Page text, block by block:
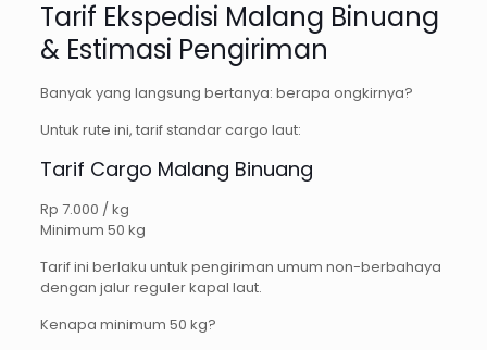
Tarif Ekspedisi Malang Binuang
& Estimasi Pengiriman
Banyak yang langsung bertanya: berapa ongkirnya?
Untuk rute ini, tarif standar cargo laut:
Tarif Cargo Malang Binuang
Rp 7.000 / kg
Minimum 50 kg
Tarif ini berlaku untuk pengiriman umum non-berbahaya
dengan jalur reguler kapal laut.
Kenapa minimum 50 kg?